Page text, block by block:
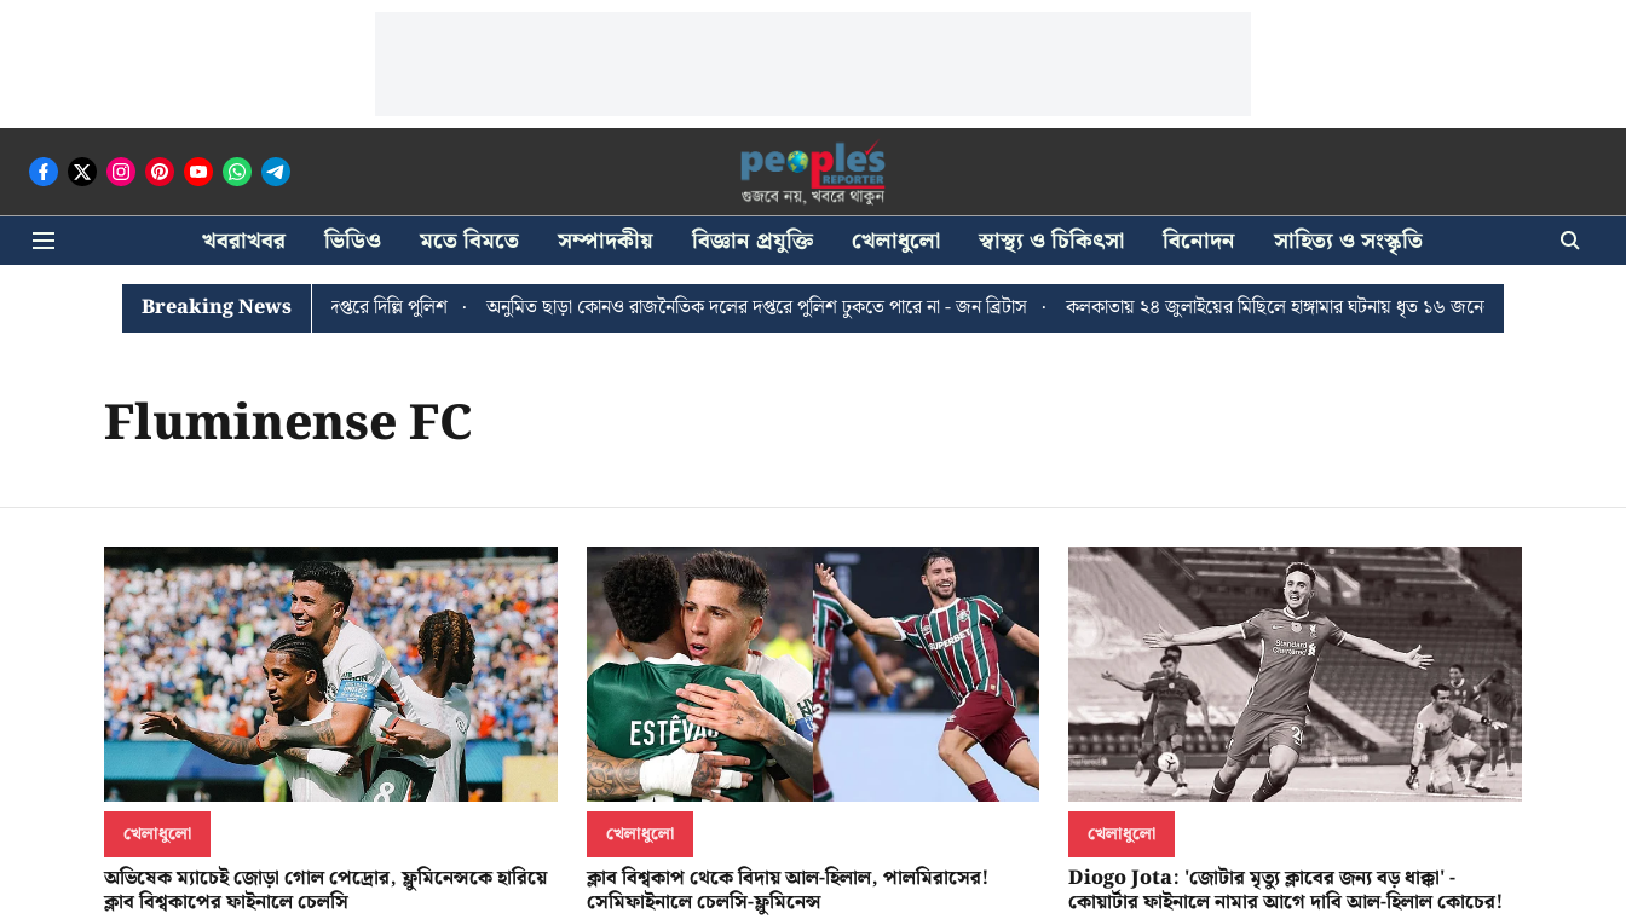
খবরাখবর ভিডিও মতে বিমতে সম্পাদকীয় বিজ্ঞান প্রযুক্তি খেলাধুলো স্বাস্থ্য ও চিকিৎসা বিনোদন সাহিত্য ও সংস্কৃতি
Breaking News
ঐশী ঘোষের খোঁজে সিপিআইএম সদর দপ্তরে দিল্লি পুলিশ অনুমিত ছাড়া কোনও রাজনৈতিক দলের দপ্তরে পুলিশ ঢুকতে পারে না - জন ব্রিটাস কলকাতায় ২৪ জুলাইয়ের মিছিলে হাঙ্গামার ঘটনায় ধৃত ১৬ জনের জামিন
Fluminense FC
খেলাধুলো
অভিষেক ম্যাচেই জোড়া গোল পেদ্রোর, ফ্লুমিনেন্সকে হারিয়ে
ক্লাব বিশ্বকাপের ফাইনালে চেলসি
খেলাধুলো
ক্লাব বিশ্বকাপ থেকে বিদায় আল-হিলাল, পালমিরাসের!
সেমিফাইনালে চেলসি-ফ্লুমিনেন্স
খেলাধুলো
Diogo Jota: 'জোটার মৃত্যু ক্লাবের জন্য বড় ধাক্কা' -
কোয়ার্টার ফাইনালে নামার আগে দাবি আল-হিলাল কোচের!